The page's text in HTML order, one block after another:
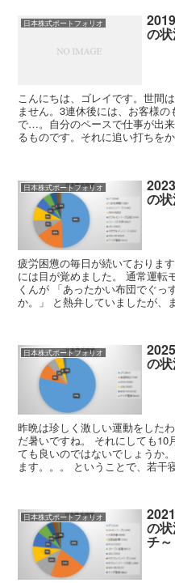
日本株式ポートフォリオ
の
こんにちは、ゴレイです。世間
ません。3連休後には、お客様
で…。自分のペースで仕事が出
るものです。それに追い打ちを
日本株式ポートフォリオ
の
疲労困憊の毎日が続いておりま
には目が覚めました。 通常運転
くんが 「あったかい布団でぐっ
か。」 と熱弁していましたが、
日本株式ポートフォリオ
の
昨晩は珍しく激しい運動をした
だ暑いですね。 それにしても10
ても良いのではないでしょうか
ます。。。 ということで、若干
日本株式ポートフォリオ
の
チ～